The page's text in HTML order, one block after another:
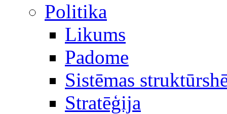
Politika
Likums
Padome
Sistēmas
Stratēģija